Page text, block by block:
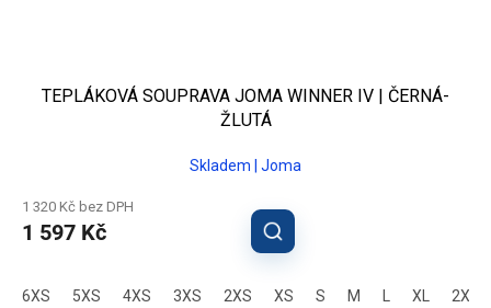
TEPLÁKOVÁ SOUPRAVA JOMA WINNER IV | ČERNÁ-
ŽLUTÁ
Skladem | Joma
1 320 Kč bez DPH
1 597 Kč
6XS 5XS 4XS 3XS 2XS XS S M XL 2XL